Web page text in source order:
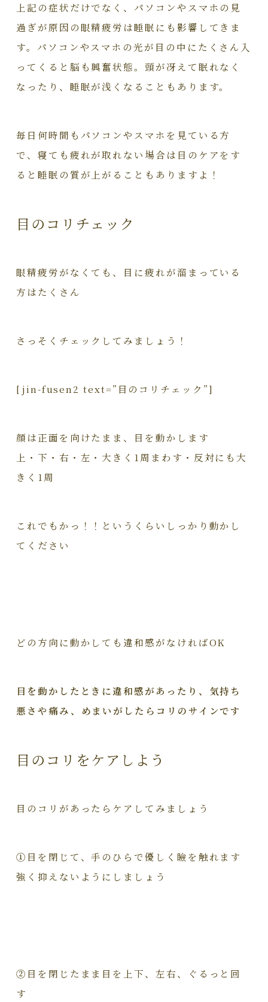
上記の症状だけでなく、パソコンやスマホの見
過ぎが原因の眼精疲労は睡眠にも影響してきま
す。パソコンやスマホの光が目の中にたくさん入
ってくると脳も興奮状態。頭が冴えて眠れなく
なったり、睡眠が浅くなることもあります。
毎日何時間もパソコンやスマホを見ている方
で、寝ても疲れが取れない場合は目のケアをす
ると睡眠の質が上がることもありますよ！
目のコリチェック
眼精疲労がなくても、目に疲れが溜まっている
方はたくさん
さっそくチェックしてみましょう！
[jin-fusen2 text=”目のコリチェック”]
顔は正面を向けたまま、目を動かします
上・下・右・左・大きく1周まわす・反対にも大
きく1周
これでもかっ！！というくらいしっかり動かし
てください
どの方向に動かしても違和感がなければOK
目を動かしたときに違和感があったり、気持ち
悪さや痛み、めまいがしたらコリのサインです
目のコリをケアしよう
目のコリがあったらケアしてみましょう
① 目を閉じて、手のひらで優しく瞼を触れます
強く抑えないようにしましょう
② 目を閉じたまま目を上下、左右、ぐるっと回
す